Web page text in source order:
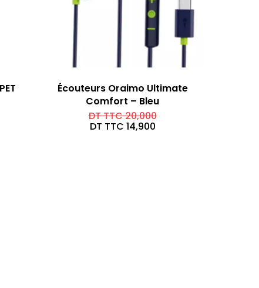
Écouteurs Oraimo Ultimate
Comfort – Bleu
DT TTC20,000Le
DT TTC 14,900Le